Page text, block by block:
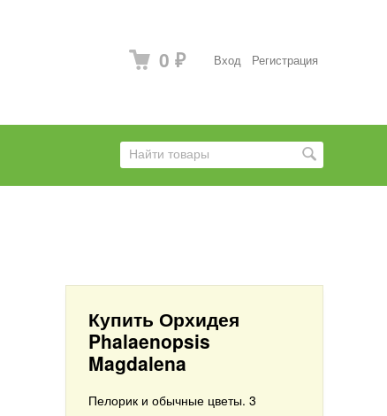
Вход Регистрация
0 ₽
Купить Орхидея
Phalaenopsis
Magdalena
Пелорик и обычные цветы. 3